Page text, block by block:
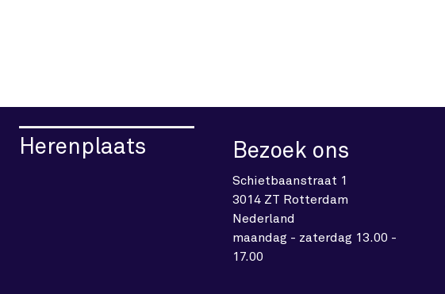
Herenplaats Bezoek ons
Schietbaanstraat 1
3014 ZT Rotterdam
Nederland
maandag - zaterdag 13.00 -
17.00